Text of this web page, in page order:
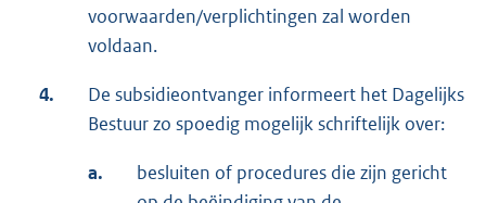
voorwaarden/verplichtingen zal worden
voldaan.
4.
De subsidieontvanger informeert het Dagelijks
Bestuur zo spoedig mogelijk schriftelijk over:
a.
besluiten of procedures die zijn gericht